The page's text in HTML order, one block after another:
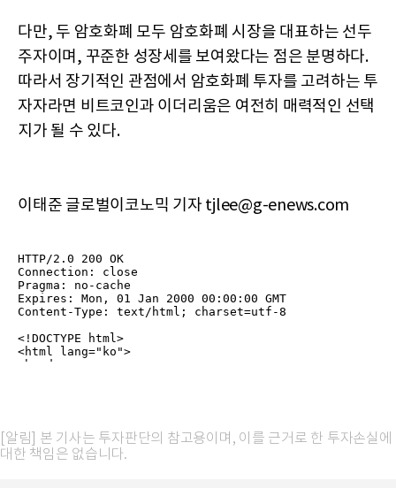
다만, 두 암호화폐 모두 암호화폐 시장을 대표하는 선두
주자이며, 꾸준한 성장세를 보여왔다는 점은 분명하다.
따라서 장기적인 관점에서 암호화폐 투자를 고려하는 투
자자라면 비트코인과 이더리움은 여전히 매력적인 선택
지가 될 수 있다.
이태준 글로벌이코노믹 기자 tjlee@g-enews.com
[알림] 본 기사는 투자판단의 참고용이며, 이를 근거로 한 투자손실에
대한 책임은 없습니다.